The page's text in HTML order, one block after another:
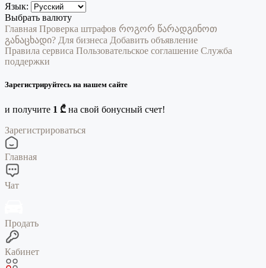
Язык:
Выбрать валюту
Главная Проверка штрафов როგორ წარადგინოთ
განაცხადი? Для бизнеса Добавить объявление
Правила сервиса Пользовательское соглашение Служба
поддержки
Зарегистрируйтесь на нашем сайте
и получите 1 ₾ на свой бонусный счет!
Зарегистрироваться
Главная
Чат
Продать
Кабинет